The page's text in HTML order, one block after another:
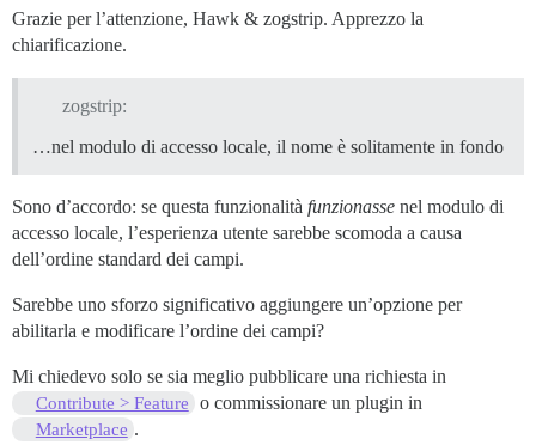
Grazie per l’attenzione, Hawk & zogstrip. Apprezzo la
chiarificazione.
zogstrip:
…nel modulo di accesso locale, il nome è solitamente in fondo
Sono d’accordo: se questa funzionalità funzionasse nel modulo di
accesso locale, l’esperienza utente sarebbe scomoda a causa
dell’ordine standard dei campi.
Sarebbe uno sforzo significativo aggiungere un’opzione per
abilitarla e modificare l’ordine dei campi?
Mi chiedevo solo se sia meglio pubblicare una richiesta in
Contribute > Feature o commissionare un plugin in
Marketplace .